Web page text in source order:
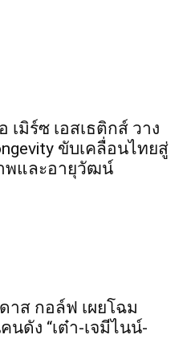
มิร์ซ เอสเธติกส์ วาง
ขับเคลื่อนไทยสู่
พและอายุวัฒน์
าส กอล์ฟ เผยโฉม
นดัง “เต๋า-เจมีไนน์-